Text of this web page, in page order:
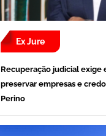
Ex Jure
Recuperação judicial exige
preservar empresas e
Perino